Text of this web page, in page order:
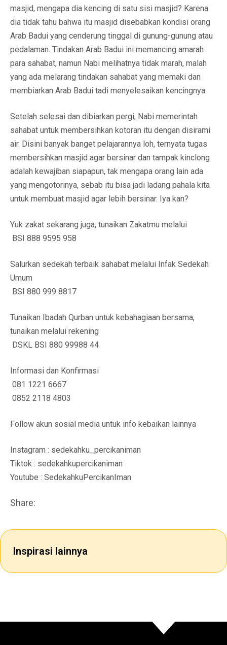
masjid, mengapa dia kencing di satu sisi masjid? Karena
dia tidak tahu bahwa itu masjid disebabkan kondisi orang
Arab Badui yang cenderung tinggal di gunung-gunung atau
pedalaman. Tindakan Arab Badui ini memancing amarah
para sahabat, namun Nabi melihatnya tidak marah, malah
yang ada melarang tindakan sahabat yang memaki dan
membiarkan Arab Badui tadi menyelesaikan kencingnya.
Setelah selesai dan dibiarkan pergi, Nabi memerintah
sahabat untuk membersihkan kotoran itu dengan disirami
air. Disini banyak banget pelajarannya loh, ternyata tugas
membersihkan masjid agar bersinar dan tampak kinclong
adalah kewajiban siapapun, tak mengapa orang lain ada
yang mengotorinya, sebab itu bisa jadi ladang pahala kita
untuk membuat masjid agar lebih bersinar. Iya kan?
Yuk zakat sekarang juga, tunaikan Zakatmu melalui
BSI 888 9595 958
Salurkan sedekah terbaik sahabat melalui Infak Sedekah
Umum
BSI 880 999 8817
Tunaikan Ibadah Qurban untuk kebahagiaan bersama,
tunaikan melalui rekening
DSKL BSI 880 99988 44
Informasi dan Konfirmasi
081 1221 6667
0852 2118 4803
Follow akun sosial media untuk info kebaikan lainnya
Instagram : sedekahku_percikaniman
Tiktok : sedekahkupercikaniman
Youtube : SedekahkuPercikanIman
Share:
Inspirasi lainnya